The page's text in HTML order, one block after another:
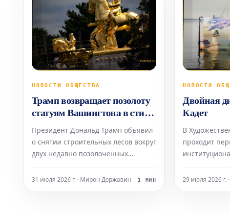
Кастаньеда,
НОВОСТИ ОБЩЕСТВА
Трамп возвращает позолоту
статуям Вашингтона в стиле
Мар-а-Лаго
Президент Дональд Трамп объявил
о снятии строительных лесов вокруг
двух недавно позолоченных
Вашингтоне, округ Колумбия. 27
31 июля 2026 г. · Мирон Державин 1 МИН
НОВОСТИ
Двойная
Кадет
В
проходит
Ее стены
29 июля 2026 г.